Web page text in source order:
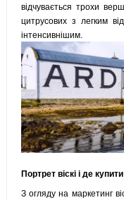
відчувається трохи
цитрусових з легким
інтенсивнішим.
Портрет віскі і де
З огляду на маркетинг